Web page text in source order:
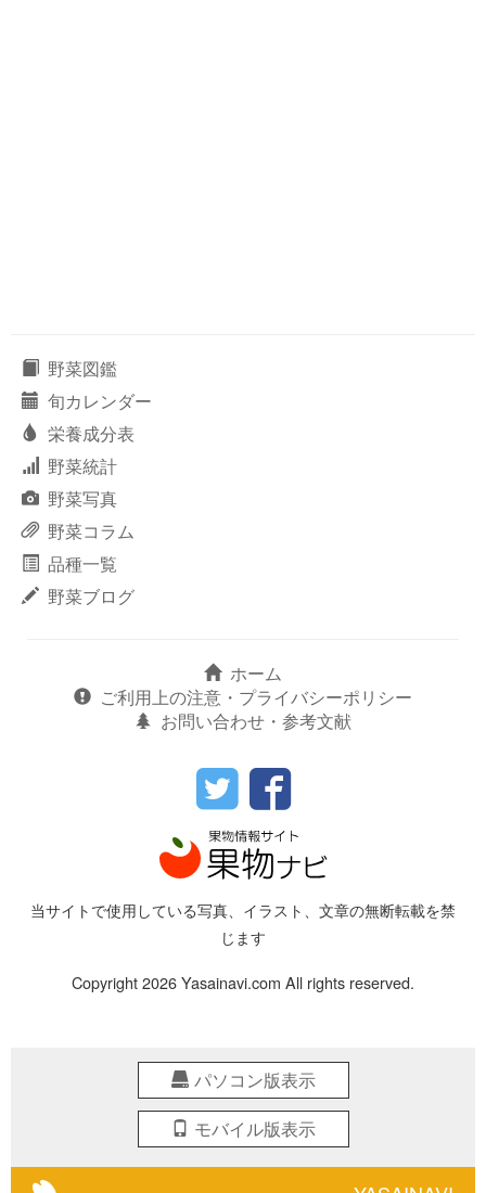
野菜図鑑
旬カレンダー
栄養成分表
野菜統計
野菜写真
野菜コラム
品種一覧
野菜ブログ
ホーム
ご利用上の注意・プライバシーポリシー
お問い合わせ・参考文献
当サイトで使用している写真、イラスト、文章の無断転載を禁
じます
Copyright 2026 Yasainavi.com All rights reserved.
パソコン版表示
モバイル版表示